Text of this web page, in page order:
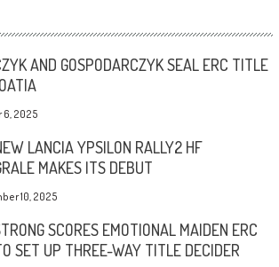
AND GOSPODARCZYK SEAL ERC TITLE
6, 2025
LANCIA YPSILON RALLY2 HF
MAKES ITS DEBUT
10, 2025
SCORES EMOTIONAL MAIDEN ERC
SET UP THREE-WAY TITLE DECIDER